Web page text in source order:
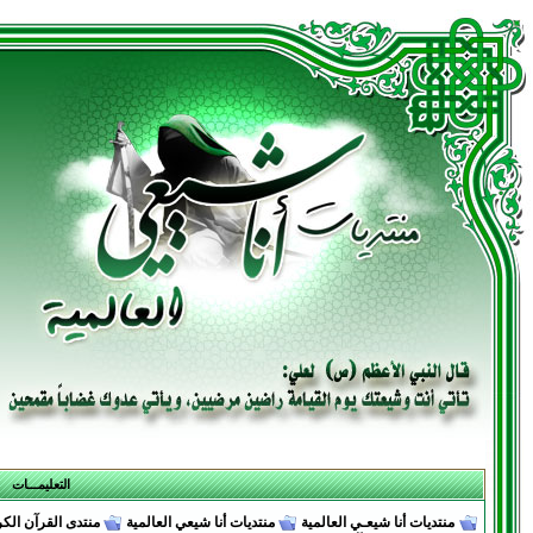
التعليمـــات
منتديات أنا شيعـي العالمية منتديات أنا شيعي العالمية منتدى القرآن